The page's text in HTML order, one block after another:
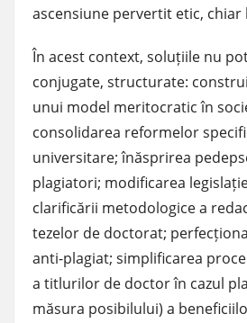
ascensiune pervertit etic, chiar
În acest context, soluțiile nu
conjugate, structurate:
unui model meritocratic în
consolidarea reformelor
universitare; înăsprirea
plagiatori; modificarea
clarificării metodologice a
tezelor de doctorat;
anti-plagiat; simplificarea
a titlurilor de doctor în cazul
măsura posibilului) a